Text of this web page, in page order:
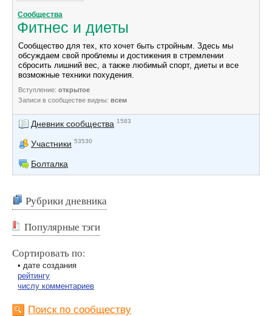
Сообщества
Фитнес и диеты
Сообщество для тех, кто хочет быть стройным. Здесь мы
обсуждаем свой проблемы и достижения в стремлении
сбросить лишний вес, а также любимый спорт, диеты и все
возможные техники похудения.
Вступление: открытое
Записи в сообществе видны: всем
Дневник сообщества 1583
Участники 53530
Болталка
Рубрики дневника
Популярные тэги
Сортировать по:
• дате создания
рейтингу
числу комментариев
Поиск по сообществу